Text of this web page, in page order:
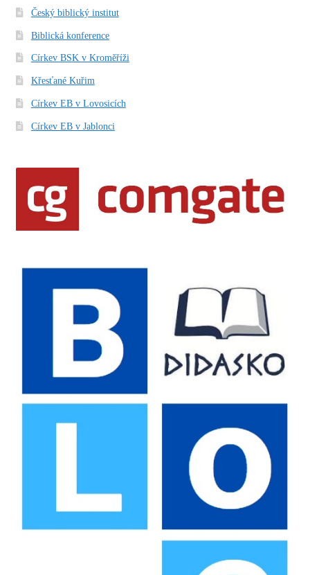
Český biblický institut
Biblická konference
Církev BSK v Kroměříži
Křesťané Kuřim
Církev EB v Lovosicích
Církev EB v Jablonci